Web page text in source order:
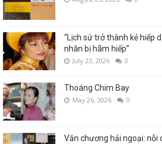
“Lịch sử trở thành kẻ hiếp
nhân bị hãm hiếp”
July 23, 2026 0
Thoáng Chim Bay
May 26, 2026 0
Văn chương hải ngoại: nỗi